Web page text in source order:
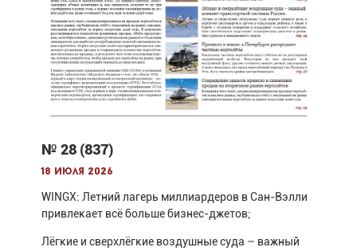
№ 28 (837)
18 июля 2026
WINGX: Летний лагерь миллиардеров в Сан-Вэлли
привлекает всё больше бизнес-джетов;
Лёгкие и сверхлёгкие воздушные суда – важный